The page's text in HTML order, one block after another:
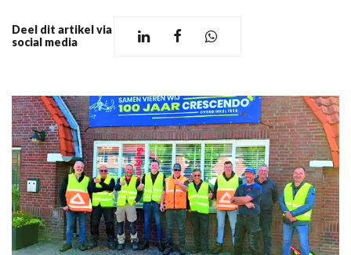
Deel dit artikel via
social media